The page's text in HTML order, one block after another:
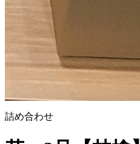
詰め合わせ